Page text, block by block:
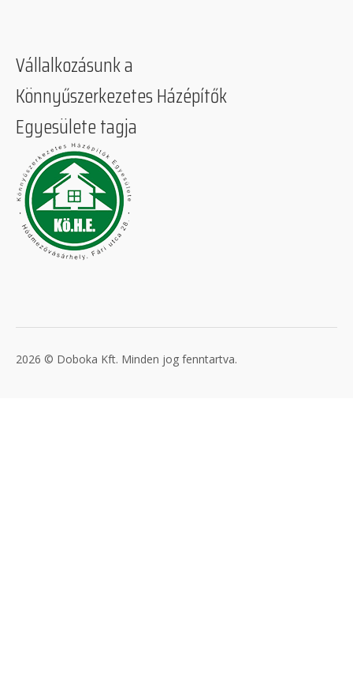
Vállalkozásunk a
Könnyűszerkezetes Házépítők
Egyesülete tagja
2026 © Doboka Kft. Minden jog fenntartva.